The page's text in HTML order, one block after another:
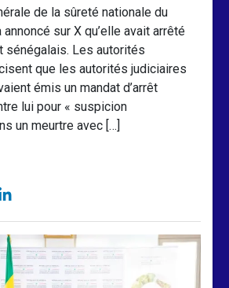
de la sûreté nationale du
annoncé sur X qu’elle avait arrêté
sénégalais. Les autorités
que les autorités judiciaires
émis un mandat d’arrêt
lui pour « suspicion
un meurtre avec […]